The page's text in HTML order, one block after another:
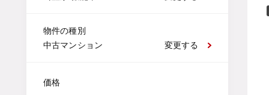
物件の種別
中古マンション
変更する
価格